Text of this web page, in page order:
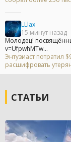
LLlax
15 минут назад
Молодец!
v=UfpwhMTw...
Энтузиаст потратил
расшифровать
СТАТЬИ